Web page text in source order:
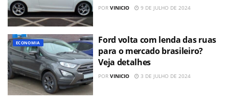
POR VINICIO 9 DE JULHO DE 2024
ECONOMIA
Ford volta com lenda das ruas
para o mercado brasileiro?
Veja detalhes
POR VINICIO 3 DE JULHO DE 2024